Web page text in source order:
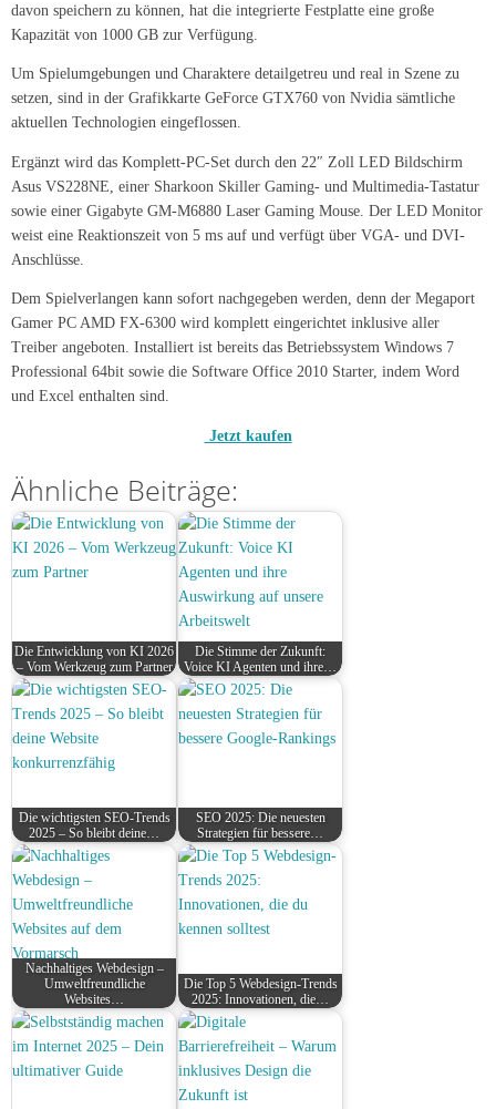
davon speichern zu können, hat die integrierte Festplatte eine große
Kapazität von 1000 GB zur Verfügung.
Um Spielumgebungen und Charaktere detailgetreu und real in Szene zu
setzen, sind in der Grafikkarte GeForce GTX760 von Nvidia sämtliche
aktuellen Technologien eingeflossen.
Ergänzt wird das Komplett-PC-Set durch den 22″ Zoll LED Bildschirm
Asus VS228NE, einer Sharkoon Skiller Gaming- und Multimedia-Tastatur
sowie einer Gigabyte GM-M6880 Laser Gaming Mouse. Der LED Monitor
weist eine Reaktionszeit von 5 ms auf und verfügt über VGA- und DVI-
Anschlüsse.
Dem Spielverlangen kann sofort nachgegeben werden, denn der Megaport
Gamer PC AMD FX-6300 wird komplett eingerichtet inklusive aller
Treiber angeboten. Installiert ist bereits das Betriebssystem Windows 7
Professional 64bit sowie die Software Office 2010 Starter, indem Word
und Excel enthalten sind.
Jetzt kaufen
Ähnliche Beiträge:
Die Entwicklung von KI 2026
– Vom Werkzeug zum Partner
Die Stimme der Zukunft:
Voice KI Agenten und ihre…
Die wichtigsten SEO-Trends
2025 – So bleibt deine…
SEO 2025: Die neuesten
Strategien für bessere…
Nachhaltiges Webdesign –
Umweltfreundliche
Websites…
Die Top 5 Webdesign-Trends
2025: Innovationen, die…